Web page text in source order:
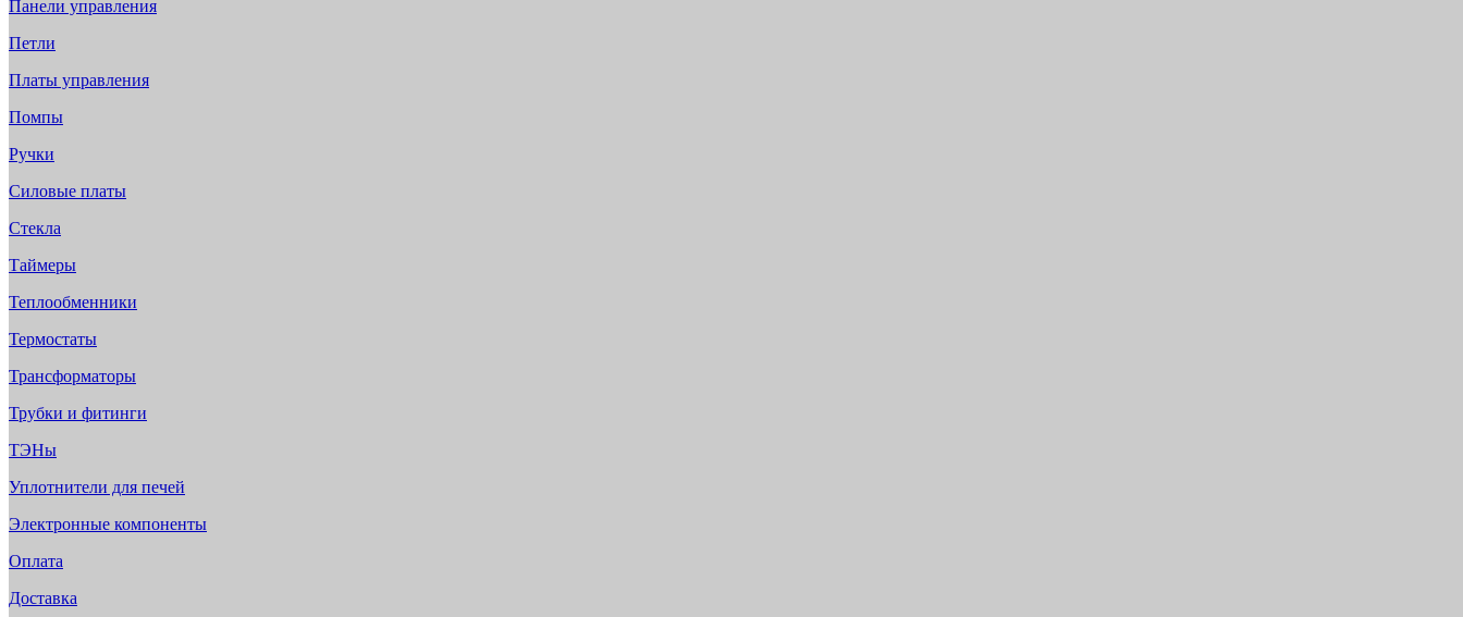
Панели управления
Петли
Платы управления
Помпы
Ручки
Силовые платы
Стекла
Таймеры
Теплообменники
Термостаты
Трансформаторы
Трубки и фитинги
ТЭНы
Уплотнители для печей
Электронные компоненты
Оплата
Доставка